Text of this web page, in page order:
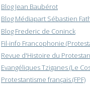
Blog Jean Baubérot
Blog Médiapart Sébastien
Blog Frederic de Coninck
Fil-info Francophonie
Revue d'Histoire du
Evangéliques Tziganes (Le
Protestantisme français (FPF)